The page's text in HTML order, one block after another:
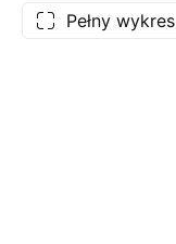
Pełny wykres